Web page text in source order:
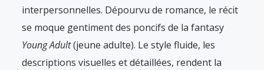
interpersonnelles. Dépourvu de romance, le récit
se moque gentiment des poncifs de la fantasy
Young Adult(jeune adulte). Le style fluide, les
descriptions visuelles et détaillées, rendent la